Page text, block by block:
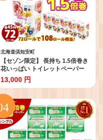
北海道倶知安町
【セゾン限定】 長持ち 1.5倍巻き
花いっぱい トイレットペーパー
ダブル 45ｍ 計72ロール 全18種
花柄 プリント ハーブ 香り付き 日
本製 まとめ買い 防災 常備品 ペー
パー エコ 日用雑貨 消耗品 備蓄 送
料無料 北海道 倶知安町 日用品
13,000 円